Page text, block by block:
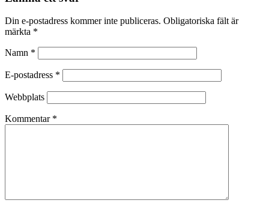
Din e-postadress kommer inte publiceras. Obligatoriska fält är
märkta *
Namn *
E-postadress *
Webbplats
Kommentar *